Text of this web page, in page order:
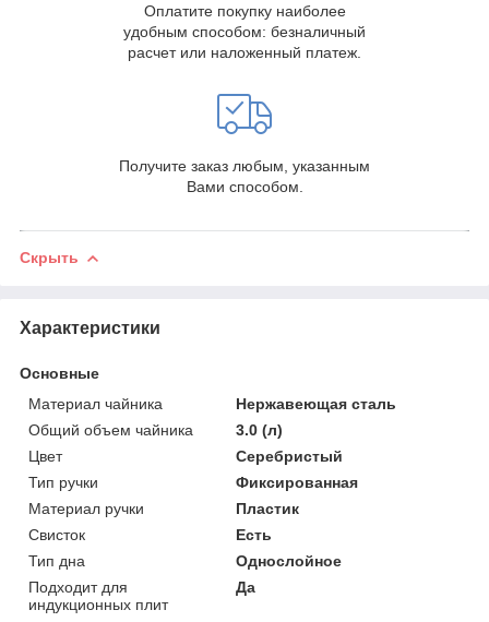
Оплатите покупку наиболее
удобным способом: безналичный
расчет или наложенный платеж.
Получите заказ любым, указанным
Вами способом.
Скрыть
Характеристики
Основные
Материал чайника
Нержавеющая сталь
Общий объем чайника
3.0 (л)
Цвет
Серебристый
Тип ручки
Фиксированная
Материал ручки
Пластик
Свисток
Есть
Тип дна
Однослойное
Подходит для
индукционных плит
Да